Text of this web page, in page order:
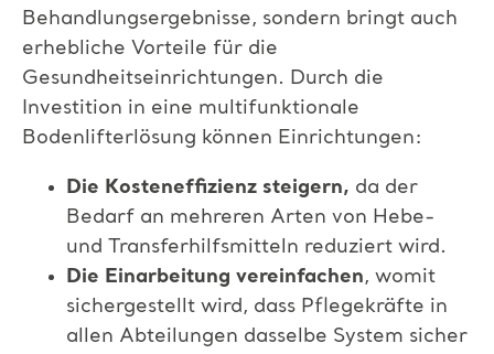
Behandlungsergebnisse, sondern bringt auch
erhebliche Vorteile für die
Gesundheitseinrichtungen. Durch die
Investition in eine multifunktionale
Bodenlifterlösung können Einrichtungen:
Die Kosteneffizienz steigern, da der
Bedarf an mehreren Arten von Hebe-
und Transferhilfsmitteln reduziert wird.​
Die Einarbeitung vereinfachen, womit
sichergestellt wird, dass Pflegekräfte in
allen Abteilungen dasselbe System sicher